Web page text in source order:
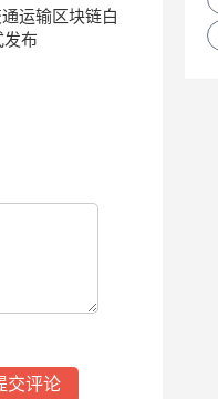
运输区块链白
发布